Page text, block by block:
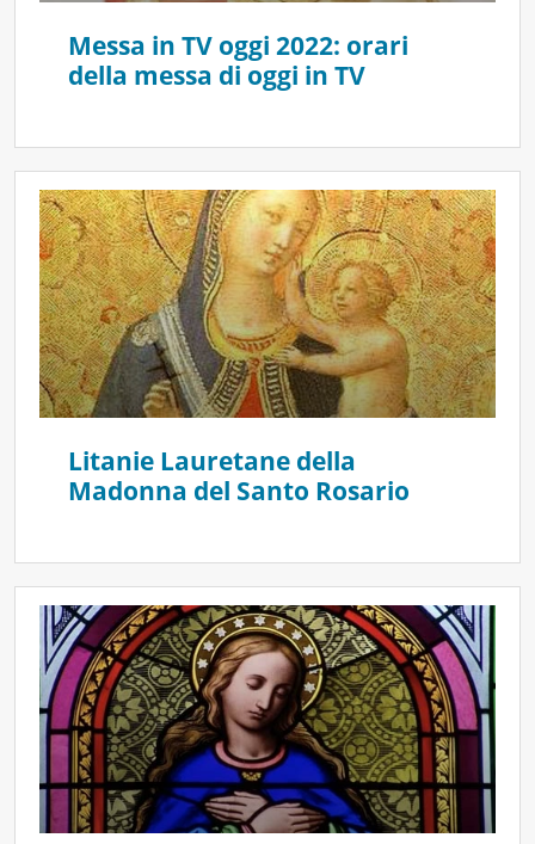
Messa in TV oggi 2022: orari
della messa di oggi in TV
Litanie Lauretane della
Madonna del Santo Rosario